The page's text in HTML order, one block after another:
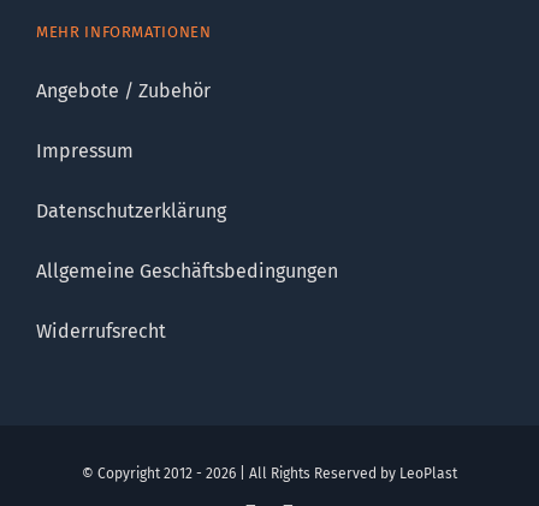
MEHR INFORMATIONEN
Angebote / Zubehör
Impressum
Datenschutzerklärung
Allgemeine Geschäftsbedingungen
Widerrufsrecht
© Copyright 2012 - 2026 | All Rights Reserved by LeoPlast